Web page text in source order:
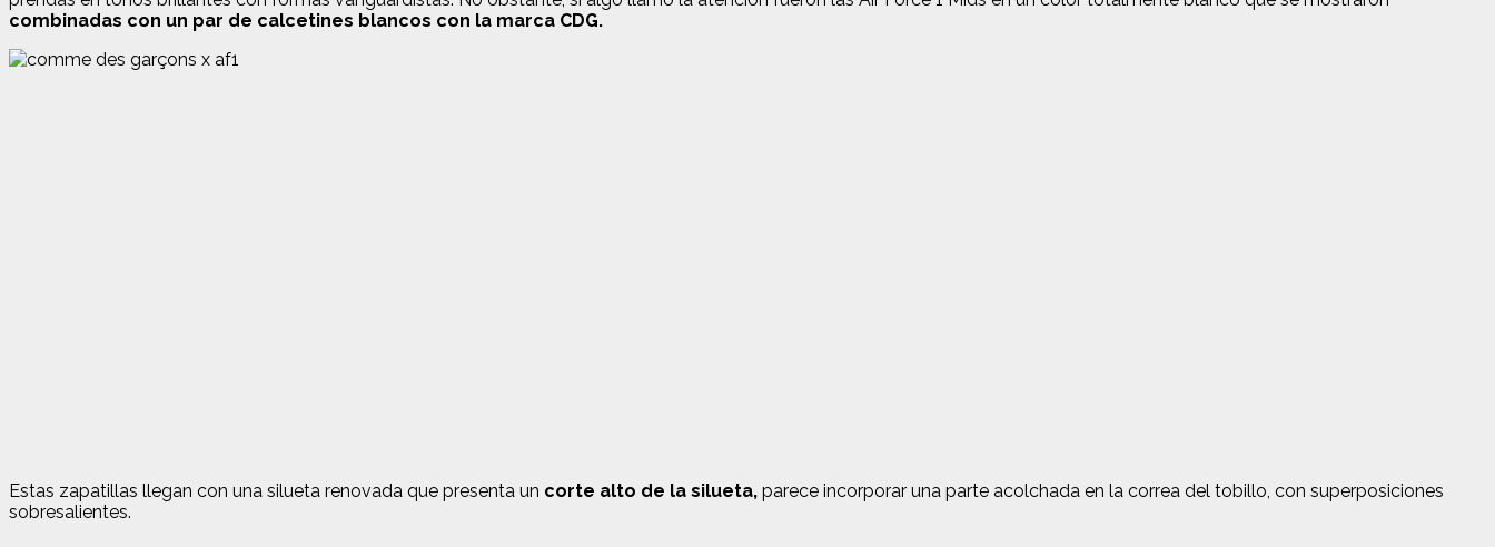
combinadas con un par de calcetines blancos con la marca CDG.
Estas zapatillas llegan con una silueta renovada que presenta un corte alto de la silueta, parece incorporar una parte acolchada en la correa del tobillo, con superposiciones
sobresalientes.